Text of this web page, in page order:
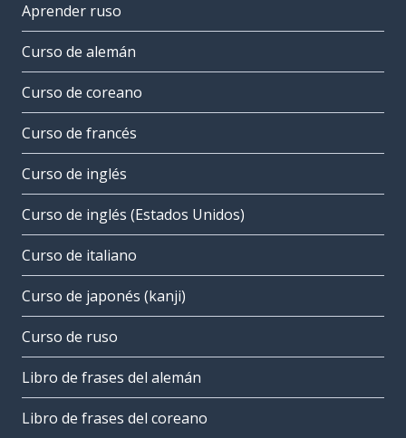
Aprender ruso
Curso de alemán
Curso de coreano
Curso de francés
Curso de inglés
Curso de inglés (Estados Unidos)
Curso de italiano
Curso de japonés (kanji)
Curso de ruso
Libro de frases del alemán
Libro de frases del coreano